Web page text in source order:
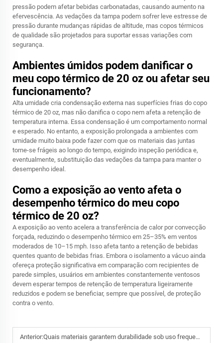
pressão podem afetar bebidas carbonatadas, causando aumento na
efervescência. As vedações da tampa podem sofrer leve estresse de
pressão durante mudanças rápidas de altitude, mas copos térmicos
de qualidade são projetados para suportar essas variações com
segurança.
Ambientes úmidos podem danificar o
meu copo térmico de 20 oz ou afetar seu
funcionamento?
Alta umidade cria condensação externa nas superfícies frias do copo
térmico de 20 oz, mas não danifica o copo nem afeta a retenção de
temperatura interna. Essa condensação é um comportamento normal
e esperado. No entanto, a exposição prolongada a ambientes com
umidade muito baixa pode fazer com que os materiais das juntas
torne-se frágeis ao longo do tempo, exigindo inspeção periódica e,
eventualmente, substituição das vedações da tampa para manter o
desempenho ideal.
Como a exposição ao vento afeta o
desempenho térmico do meu copo
térmico de 20 oz?
A exposição ao vento acelera a transferência de calor por convecção
forçada, reduzindo o desempenho térmico em 25–35% em ventos
moderados de 10–15 mph. Isso afeta tanto a retenção de bebidas
quentes quanto de bebidas frias. Embora o isolamento a vácuo ainda
ofereça proteção significativa em comparação com recipientes de
parede simples, usuários em ambientes constantemente ventosos
devem esperar tempos de retenção de temperatura ligeiramente
reduzidos e podem se beneficiar, sempre que possível, de proteção
contra o vento.
Anterior:Quais materiais garantem durabilidade sob uso frequente de copos térmicos de 20 oz